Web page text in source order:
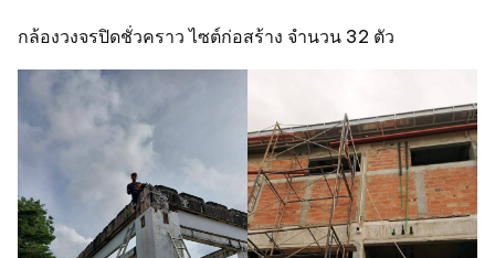
กล้องวงจรปิดชั่วคราว ไซต์ก่อสร้าง จำนวน 32 ตัว